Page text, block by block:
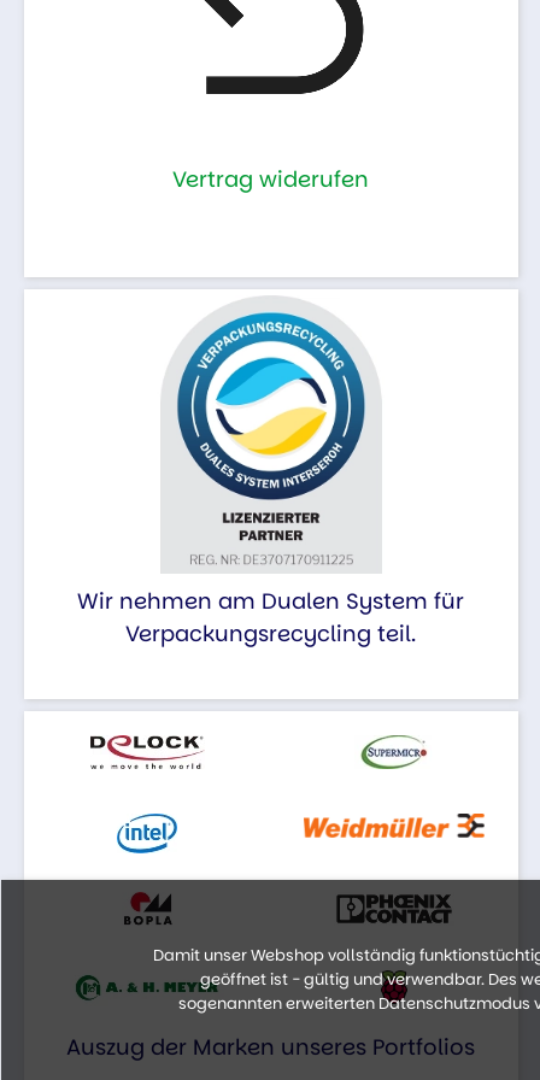
Vertrag widerufen
Wir nehmen am Dualen System für
Verpackungsrecycling teil.
Auszug der Marken unseres Portfolios
Damit unser Webshop vollständig
geöffnet ist - gültig und verwendbar. Des
sogenannten erweiterten Datenschutzmodus